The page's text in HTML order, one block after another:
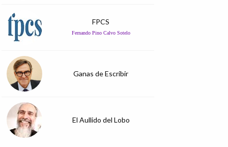
FPCS
Fernando Pino Calvo Sotelo
Ganas de Escribir
El Aullido del Lobo